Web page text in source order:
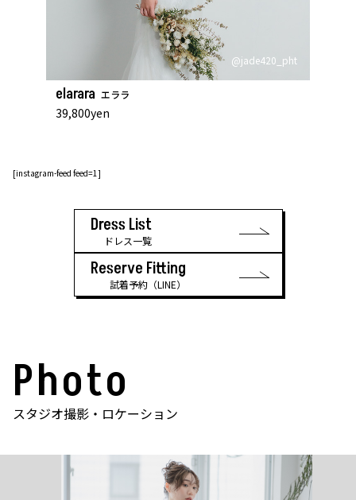
@jade420_pht
elarara エララ
39,800yen
[instagram-feed feed=1]
Dress List
ドレス一覧
Reserve Fitting
試着予約（LINE）
Photo
スタジオ撮影・ロケーション